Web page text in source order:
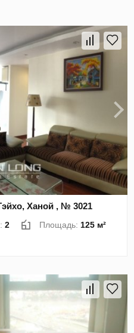
Ханой , № 3021
2 Площадь:125 м²